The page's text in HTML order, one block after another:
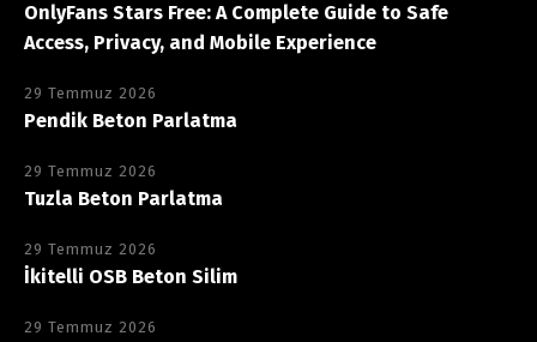
OnlyFans Stars Free: A Complete Guide to Safe
Access, Privacy, and Mobile Experience
29 Temmuz 2026
Pendik Beton Parlatma
29 Temmuz 2026
Tuzla Beton Parlatma
29 Temmuz 2026
İkitelli OSB Beton Silim
29 Temmuz 2026